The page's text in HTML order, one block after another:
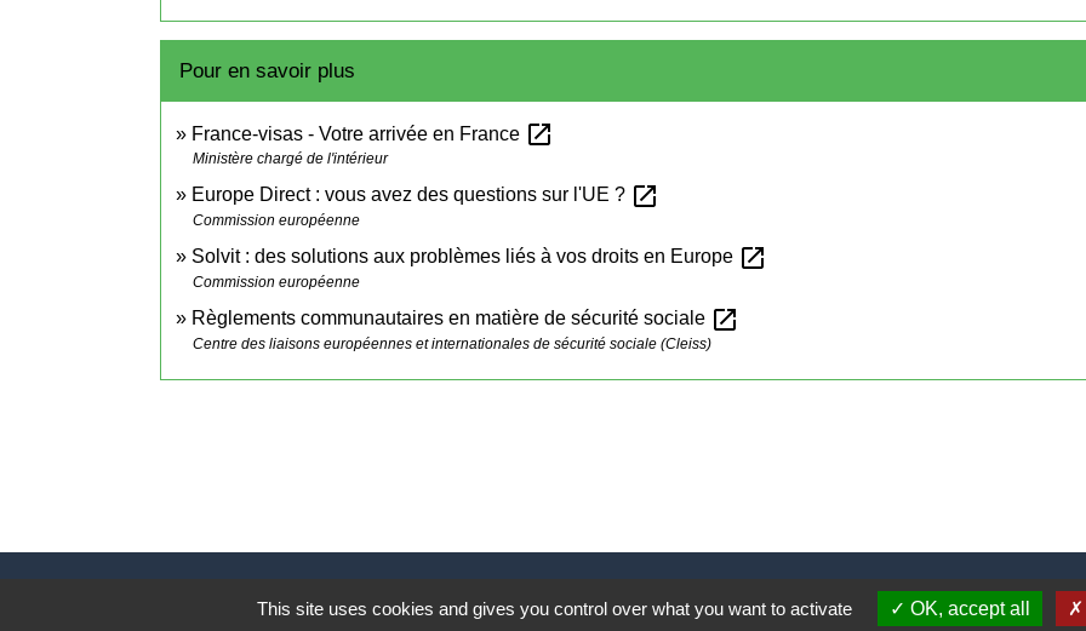
Pour en savoir plus
France-visas - Votre arrivée en France open_in_new
Ministère chargé de l'intérieur
Europe Direct : vous avez des questions sur l'UE ? open_in_new
Commission européenne
Solvit : des solutions aux problèmes liés à vos droits en Europe open_in_new
Commission européenne
Règlements communautaires en matière de sécurité sociale open_in_new
Centre des liaisons européennes et internationales de sécurité sociale (Cleiss)
This site uses cookies and gives you control over what you want to activate OK, accept all